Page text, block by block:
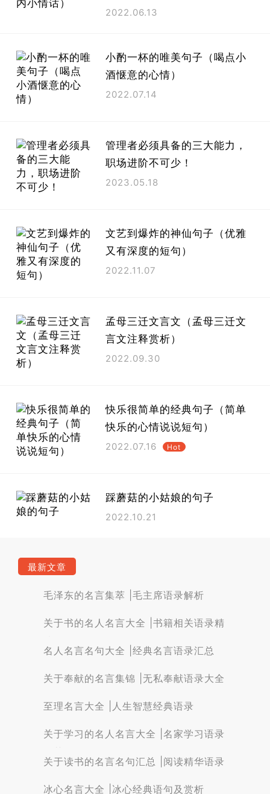
2022.06.13
小酌一杯的唯美句子（喝点小
酒惬意的心情）
2022.07.14
管理者必须具备的三大能力，
职场进阶不可少！
2023.05.18
文艺到爆炸的神仙句子（优雅
又有深度的短句）
2022.11.07
孟母三迁文言文（孟母三迁文
言文注释赏析）
2022.09.30
快乐很简单的经典句子（简单
快乐的心情说说短句）
2022.07.16 Hot
踩蘑菇的小姑娘的句子
2022.10.21
最新文章
毛泽东的名言集萃 |毛主席语录解析
关于书的名人名言大全 |书籍相关语录精
名人名言名句大全 |经典名言语录汇总
关于奉献的名言集锦 |无私奉献语录大全
至理名言大全 |人生智慧经典语录
关于学习的名人名言大全 |名家学习语录
关于读书的名言名句汇总 |阅读精华语录
冰心名言大全 |冰心经典语句及赏析